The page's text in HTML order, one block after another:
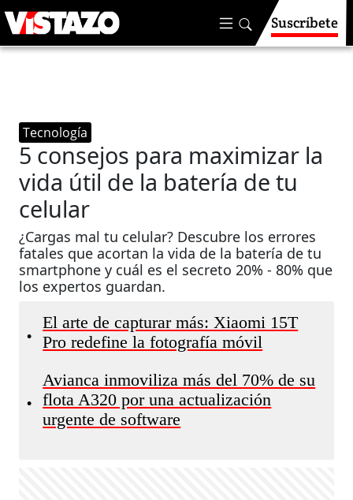
Suscríbete
Tecnología
5 consejos para maximizar la
vida útil de la batería de tu
celular
¿Cargas mal tu celular? Descubre los errores
fatales que acortan la vida de la batería de tu
smartphone y cuál es el secreto 20% - 80% que
los expertos guardan.
•
El arte de capturar más: Xiaomi 15T
Pro redefine la fotografía móvil
•
Avianca inmoviliza más del 70% de su
flota A320 por una actualización
urgente de software